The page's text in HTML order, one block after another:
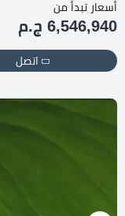
أسعار تبدأ من
6,546,940 ج.م
اتصل